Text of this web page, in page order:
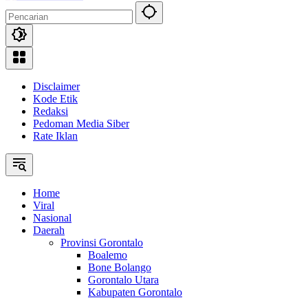
Disclaimer
Kode Etik
Redaksi
Pedoman Media Siber
Rate Iklan
Home
Viral
Nasional
Daerah
Provinsi Gorontalo
Boalemo
Bone Bolango
Gorontalo Utara
Kabupaten Gorontalo